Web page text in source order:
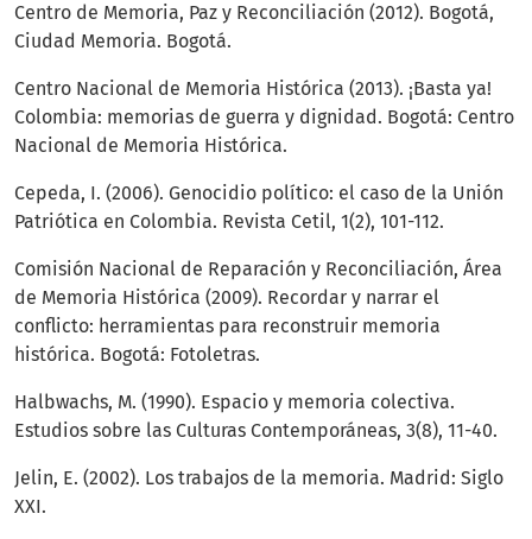
Centro de Memoria, Paz y Reconciliación (2012). Bogotá,
Ciudad Memoria. Bogotá.
Centro Nacional de Memoria Histórica (2013). ¡Basta ya!
Colombia: memorias de guerra y dignidad. Bogotá: Centro
Nacional de Memoria Histórica.
Cepeda, I. (2006). Genocidio político: el caso de la Unión
Patriótica en Colombia. Revista Cetil, 1(2), 101-112.
Comisión Nacional de Reparación y Reconciliación, Área
de Memoria Histórica (2009). Recordar y narrar el
conflicto: herramientas para reconstruir memoria
histórica. Bogotá: Fotoletras.
Halbwachs, M. (1990). Espacio y memoria colectiva.
Estudios sobre las Culturas Contemporáneas, 3(8), 11-40.
Jelin, E. (2002). Los trabajos de la memoria. Madrid: Siglo
XXI.